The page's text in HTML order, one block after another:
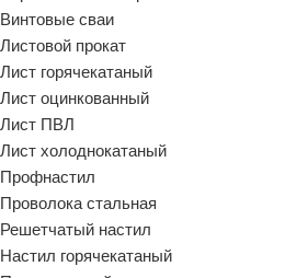
Винтовые сваи
Листовой прокат
Лист горячекатаный
Лист оцинкованный
Лист ПВЛ
Лист холоднокатаный
Профнастил
Проволока стальная
Решетчатый настил
Настил горячекатаный